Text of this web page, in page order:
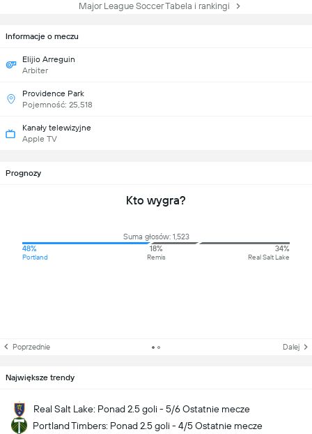
Major League Soccer Tabela i rankingi
Informacje o meczu
Elijio Arreguin
Arbiter
Providence Park
Pojemność: 25,518
Kanały telewizyjne
Apple TV
Prognozy
Kto wygra?
Suma głosów: 1,523
48%
Portland
18%
Remis
34%
Real Salt Lake
Poprzednie Dalej
Największe trendy
Real Salt Lake: Ponad 2.5 goli - 5/6 Ostatnie mecze
Portland Timbers: Ponad 2.5 goli - 4/5 Ostatnie mecze